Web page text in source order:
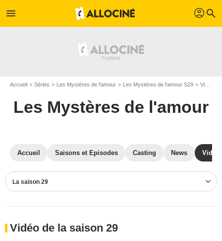
menu profil search
Accueil Séries Les Mystères de l'amour Les Mystères de l'amour S29 Vidéos Les Mystères de l'amour
Les Mystères de l'amour
Accueil Saisons et Episodes Casting News
La saison 29
Vidéo de la saison 29